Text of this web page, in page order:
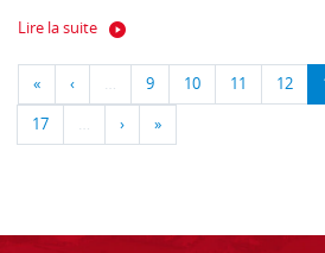
Lire la suite
« ‹ … 9 10 11 12
17 … › »